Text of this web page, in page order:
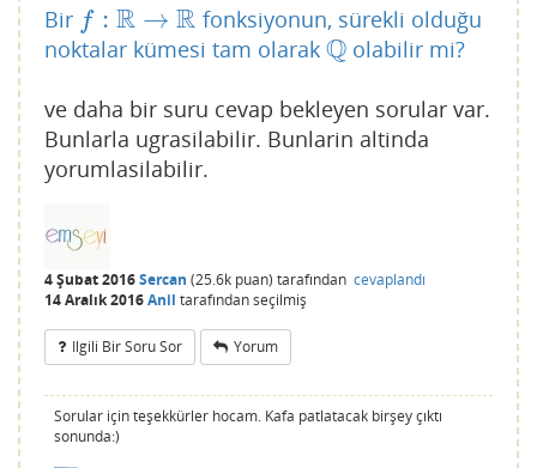
Bir f : R → R
f:R→R
fonksiyonun, sürekli olduğu
noktalar kümesi tam olarak Q
Qolabilir mi?
ve daha bir suru cevap bekleyen sorular var.
Bunlarla ugrasilabilir. Bunlarin altinda
yorumlasilabilir.
4 Şubat 2016Sercan (25.6k puan) tarafından cevaplandı
14 Aralık 2016Anil tarafındanseçilmiş
Ilgili Bir Soru Sor Yorum
Sorular için teşekkürler hocam. Kafa patlatacak birşey çıktı
sonunda:)